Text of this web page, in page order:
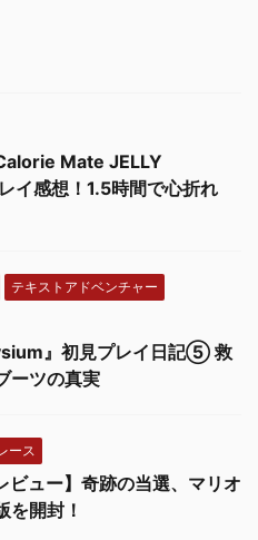
Mate JELLY
イ感想！1.5時間で心折れ
テキストアドベンチャー
』初見プレイ日記⑤ 救
ーツの真実
ース
ビュー】奇跡の当選、マリオ
を開封！